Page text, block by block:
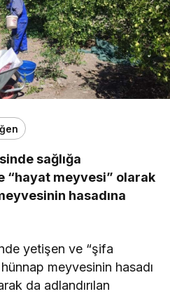
sağlığa
“hayat meyvesi” olarak
hasadına
yetişen ve “şifa
meyvesinin hasadı
da adlandırılan